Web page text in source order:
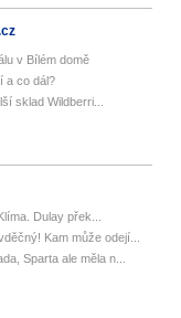
v Bílém domě
a co dál?
sklad Wildberri...
Dulay přek...
Kam může odejí...
Sparta ale měla n...